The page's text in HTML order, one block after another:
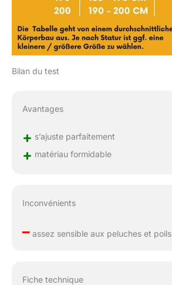
Bilan du test
Avantages
+ s’ajuste parfaitement
+ matériau formidable
Inconvénients
–assez sensible aux peluches et poils
Fiche technique